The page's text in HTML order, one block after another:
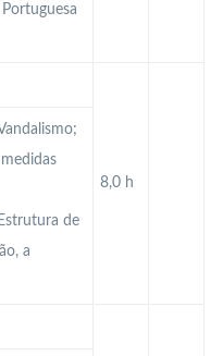
8,0 h
de
a